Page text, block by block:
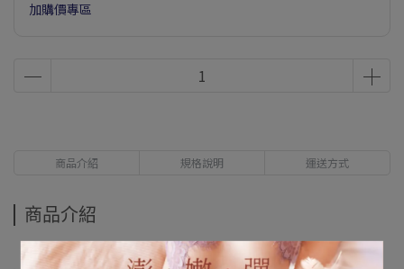
加購價專區
商品介紹 規格說明 運送方式
商品介紹